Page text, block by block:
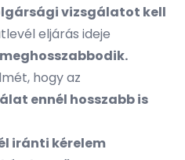
vizsgálatot kell
eljárás ideje
hogy az
ennél hosszabb is
iránti kérelem